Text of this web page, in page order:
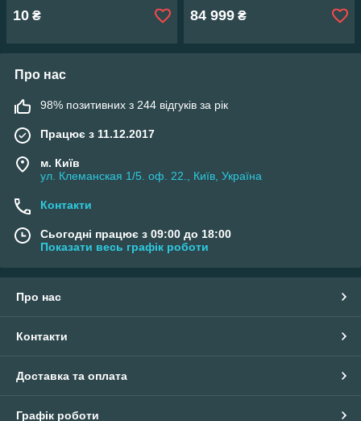
10 ₴ 84 999 ₴
Про нас
98% позитивних з 244 відгуків за рік
Працює з 11.12.2017
м. Київ
ул. Клеманская 1/5. оф. 22., Київ, Україна
Контакти
Сьогодні працює з 09:00 до 18:00
Показати весь графік роботи
Про нас
Контакти
Доставка та оплата
Графік роботи